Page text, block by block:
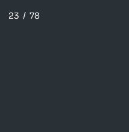
23 / 78